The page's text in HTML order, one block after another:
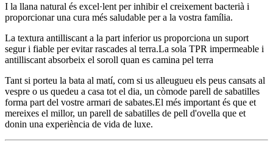
I la llana natural és excel·lent per inhibir el creixement bacterià i
proporcionar una cura més saludable per a la vostra família.
La textura antilliscant a la part inferior us proporciona un suport
segur i fiable per evitar rascades al terra.La sola TPR impermeable i
antilliscant absorbeix el soroll quan es camina pel terra
Tant si porteu la bata al matí, com si us alleugueu els peus cansats al
vespre o us quedeu a casa tot el dia, un còmode parell de sabatilles
forma part del vostre armari de sabates.El més important és que et
mereixes el millor, un parell de sabatilles de pell d'ovella que et
donin una experiència de vida de luxe.